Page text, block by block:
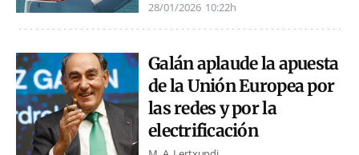
28/01/2026 10:22h
Galán aplaude la apuesta
de la Unión Europea por
las redes y por la
electrificación